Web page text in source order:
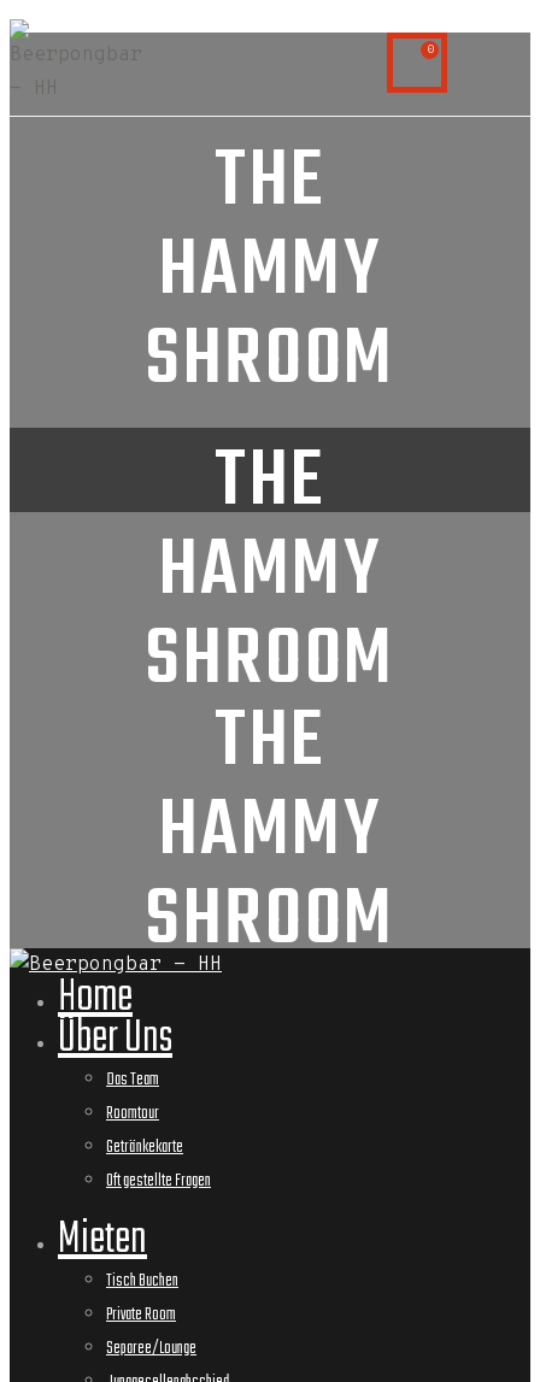
0
THE
HAMMY
SHROOM
THE
HAMMY
SHROOM
THE
HAMMY
SHROOM
Home
Über Uns
Das Team
Roomtour
Getränkekarte
Oft gestellte Fragen
Mieten
Tisch Buchen
Private Room
Separee/Lounge